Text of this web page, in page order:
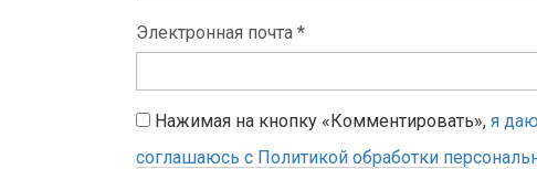
Электронная почта *
Нажимая на кнопку «Комментировать», я
соглашаюсь с Политикой обработки